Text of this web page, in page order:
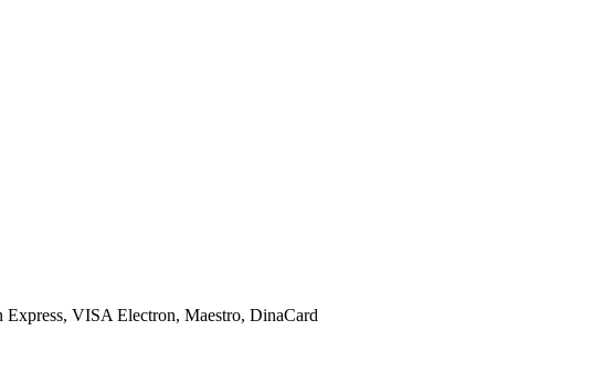
Express, VISA Electron, Maestro, DinaCard